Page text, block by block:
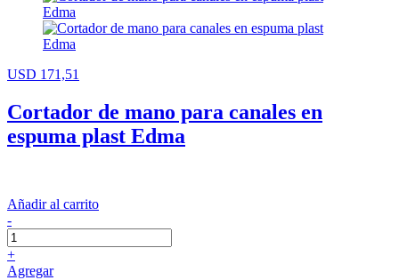
USD 171,51
Cortador de mano para canales en
espuma plast Edma
Añadir al carrito
-
+
Agregar